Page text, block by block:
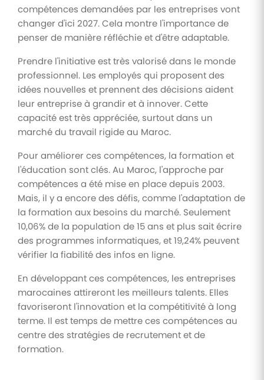
compétences demandées par les entreprises vont
changer d'ici 2027. Cela montre l'importance de
penser de manière réfléchie et d'être adaptable.
Prendre l'initiative est très valorisé dans le monde
professionnel. Les employés qui proposent des
idées nouvelles et prennent des décisions aident
leur entreprise à grandir et à innover. Cette
capacité est très appréciée, surtout dans un
marché du travail rigide au Maroc.
Pour améliorer ces compétences, la formation et
l'éducation sont clés. Au Maroc, l'approche par
compétences a été mise en place depuis 2003.
Mais, il y a encore des défis, comme l'adaptation de
la formation aux besoins du marché. Seulement
10,06% de la population de 15 ans et plus sait écrire
des programmes informatiques, et 19,24% peuvent
vérifier la fiabilité des infos en ligne.
En développant ces compétences, les entreprises
marocaines attireront les meilleurs talents. Elles
favoriseront l'innovation et la compétitivité à long
terme. Il est temps de mettre ces compétences au
centre des stratégies de recrutement et de
formation.